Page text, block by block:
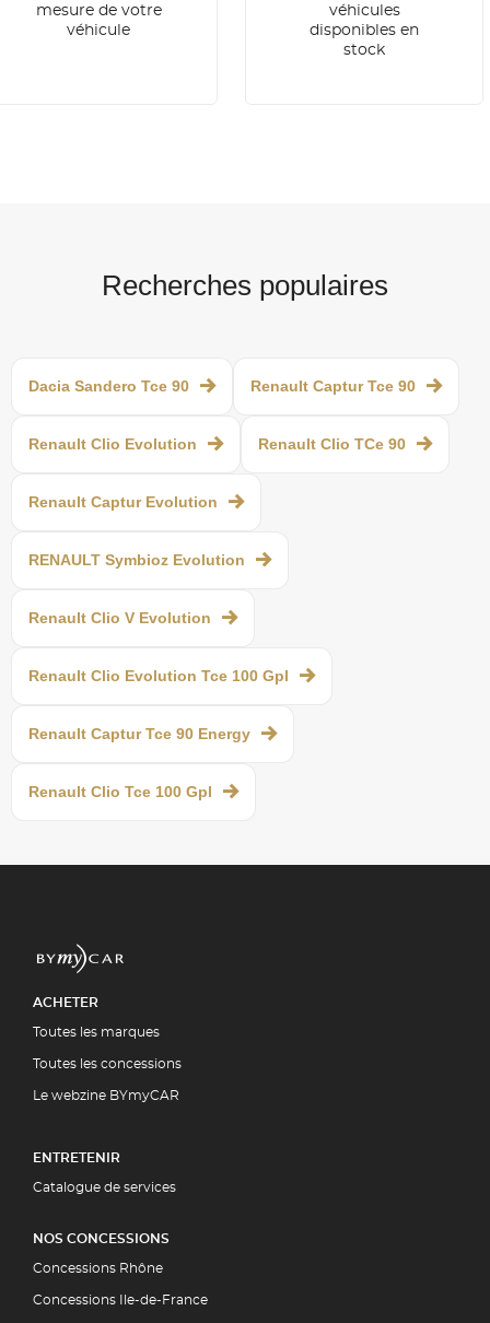
mesure de votre
véhicule
véhicules
disponibles en
stock
Recherches populaires
Dacia Sandero Tce 90 Renault Captur Tce 90
Renault Clio Evolution Renault Clio TCe 90
Renault Captur Evolution
RENAULT Symbioz Evolution
Renault Clio V Evolution
Renault Clio Evolution Tce 100 Gpl
Renault Captur Tce 90 Energy
Renault Clio Tce 100 Gpl
ACHETER
Toutes les marques
Toutes les concessions
Le webzine BYmyCAR
ENTRETENIR
Catalogue de services
NOS CONCESSIONS
Concessions Rhône
Concessions Ile-de-France